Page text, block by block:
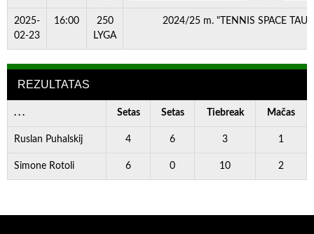
2025-
02-23
16:00
250
LYGA
2024/25 m. "TENNIS SPACE
REZULTATAS
. . . Setas Setas Tiebreak Mačas
Ruslan Puhalskij 4 6 3 1
Simone Rotoli 6 0 10 2